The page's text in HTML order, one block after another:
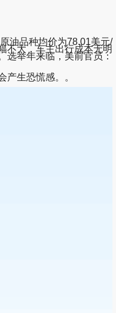
油品种均价为78.01美元/
不大，车主出行成本无明
选举年来临，美前官员：
生恐慌感。。